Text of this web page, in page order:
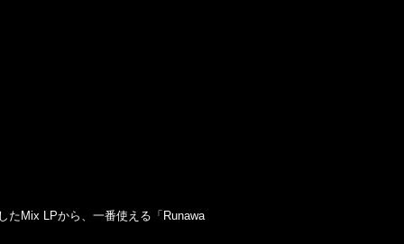
たMix LPから、一番使える「Runawa